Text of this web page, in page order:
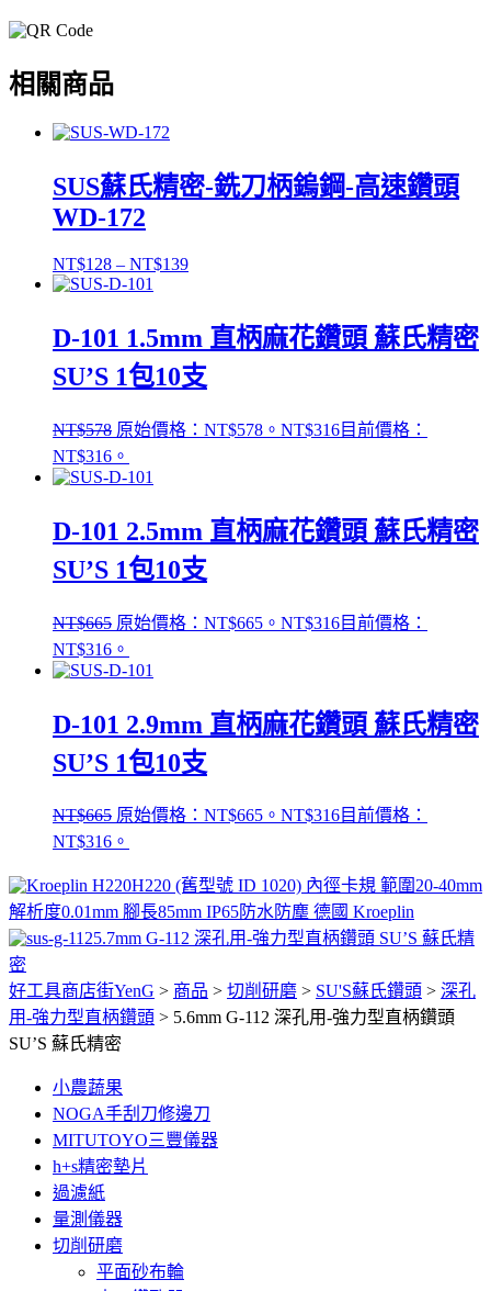
相關商品
SUS蘇氏精密-銑刀柄鎢鋼-高速鑽頭
WD-172
NT$128 – NT$139
D-101 1.5mm 直柄麻花鑽頭 蘇氏精密
SU’S 1包10支
NT$578 原始價格：NT$578。 NT$316目前價格：
NT$316。
D-101 2.5mm 直柄麻花鑽頭 蘇氏精密
SU’S 1包10支
NT$665 原始價格：NT$665。 NT$316目前價格：
NT$316。
D-101 2.9mm 直柄麻花鑽頭 蘇氏精密
SU’S 1包10支
NT$665 原始價格：NT$665。 NT$316目前價格：
NT$316。
H220 (舊型號 ID 1020) 內徑卡規 範圍20-40mm
解析度0.01mm 腳長85mm IP65防水防塵 德國 Kroeplin
5.7mm G-112 深孔用-強力型直柄鑽頭 SU’S 蘇氏精
密
好工具商店街YenG > 商品 > 切削研磨 > SU'S蘇氏鑽頭 > 深孔
用-強力型直柄鑽頭 > 5.6mm G-112 深孔用-強力型直柄鑽頭
SU’S 蘇氏精密
小農蔬果
NOGA手刮刀修邊刀
MITUTOYO三豐儀器
h+s精密墊片
過濾紙
量測儀器
切削研磨
平面砂布輪